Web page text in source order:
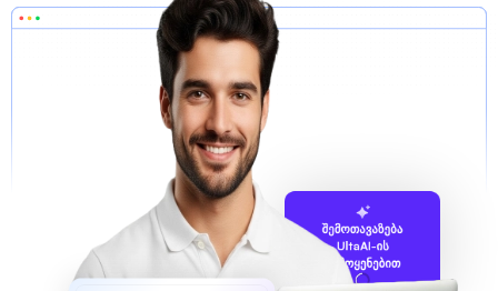
შემოთავაზება
UltaAI-ის
გამოყენებით